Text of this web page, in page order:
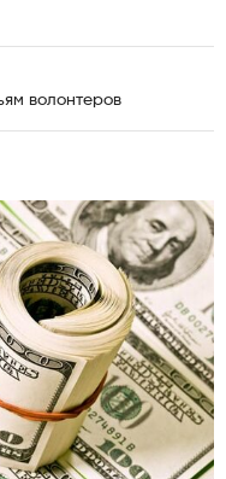
волонтеров